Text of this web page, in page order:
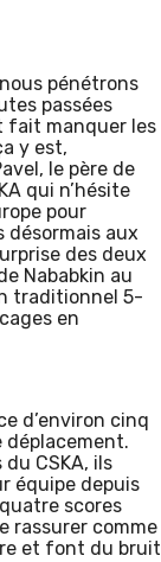
pénétrons
passées
fait manquer les
y est,
le père de
qui n’hésite
pour
désormais aux
des deux
Nababkin au
traditionnel 5-
en
d’environ cinq
CSKA, ils
équipe depuis
scores
rassurer comme
et font du bruit